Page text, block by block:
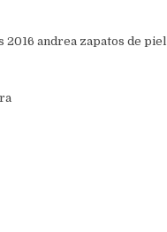
2016 andrea zapatos de piel